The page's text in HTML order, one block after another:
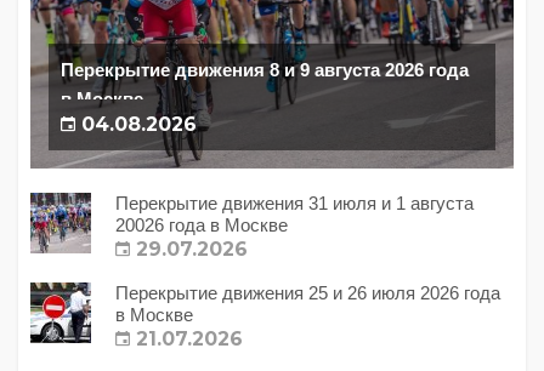
Перекрытие движения 8 и 9 августа 2026 года
в Москве
04.08.2026
Перекрытие движения 31 июля и 1 августа
20026 года в Москве
29.07.2026
Перекрытие движения 25 и 26 июля 2026 года
в Москве
21.07.2026